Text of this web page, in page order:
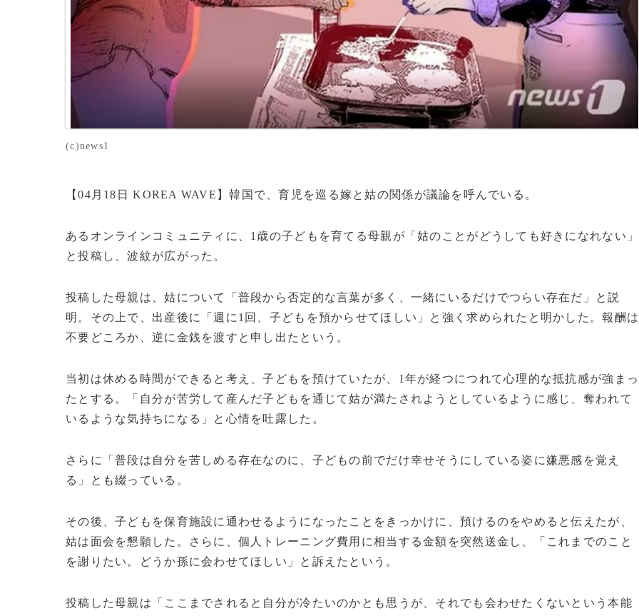
(c)news1
【04月18日 KOREA WAVE】韓国で、育児を巡る嫁と姑の関係が議論を呼んでいる。
あるオンラインコミュニティに、1歳の子どもを育てる母親が「姑のことがどうしても好きになれない」
と投稿し、波紋が広がった。
投稿した母親は、姑について「普段から否定的な言葉が多く、一緒にいるだけでつらい存在だ」と説
明。その上で、出産後に「週に1回、子どもを預からせてほしい」と強く求められたと明かした。報酬は
不要どころか、逆に金銭を渡すと申し出たという。
当初は休める時間ができると考え、子どもを預けていたが、1年が経つにつれて心理的な抵抗感が強まっ
たとする。「自分が苦労して産んだ子どもを通じて姑が満たされようとしているように感じ、奪われて
いるような気持ちになる」と心情を吐露した。
さらに「普段は自分を苦しめる存在なのに、子どもの前でだけ幸せそうにしている姿に嫌悪感を覚え
る」とも綴っている。
その後、子どもを保育施設に通わせるようになったことをきっかけに、預けるのをやめると伝えたが、
姑は面会を懇願した。さらに、個人トレーニング費用に相当する金額を突然送金し、「これまでのこと
を謝りたい。どうか孫に会わせてほしい」と訴えたという。
投稿した母親は「ここまでされると自分が冷たいのかとも思うが、それでも会わせたくないという本能